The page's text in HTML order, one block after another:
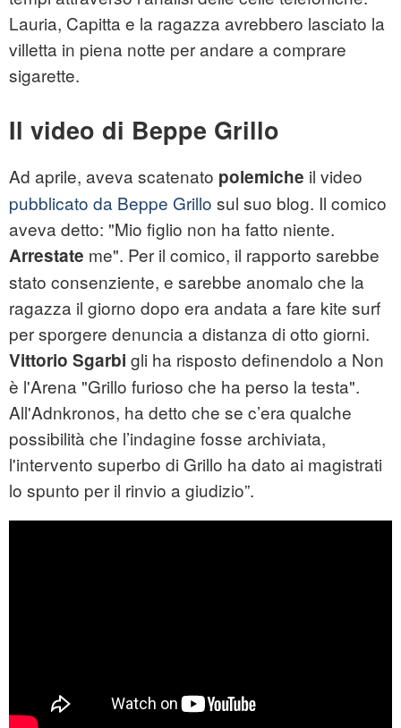
Lauria, Capitta e la ragazza avrebbero lasciato la
villetta in piena notte per andare a comprare
sigarette.
Il video di Beppe Grillo
Ad aprile, aveva scatenato polemiche il video
pubblicato da Beppe Grillo sul suo blog. Il comico
aveva detto: "Mio figlio non ha fatto niente.
Arrestate me". Per il comico, il rapporto sarebbe
stato consenziente, e sarebbe anomalo che la
ragazza il giorno dopo era andata a fare kite surf
per sporgere denuncia a distanza di otto giorni.
Vittorio Sgarbi gli ha risposto definendolo a Non
è l'Arena "Grillo furioso che ha perso la testa".
All'Adnkronos, ha detto che se c’era qualche
possibilità che l’indagine fosse archiviata,
l'intervento superbo di Grillo ha dato ai magistrati
lo spunto per il rinvio a giudizio”.